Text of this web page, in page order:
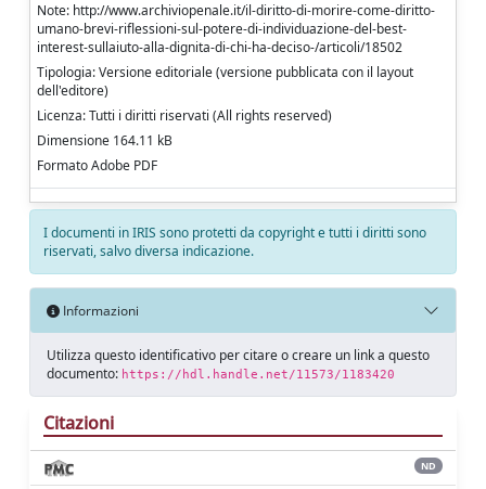
Note: http://www.archiviopenale.it/il-diritto-di-morire-come-diritto-
umano-brevi-riflessioni-sul-potere-di-individuazione-del-best-
interest-sullaiuto-alla-dignita-di-chi-ha-deciso-/articoli/18502
Tipologia: Versione editoriale (versione pubblicata con il layout
dell'editore)
Licenza: Tutti i diritti riservati (All rights reserved)
Dimensione 164.11 kB
Formato Adobe PDF
I documenti in IRIS sono protetti da copyright e tutti i diritti sono
riservati, salvo diversa indicazione.
Informazioni
Utilizza questo identificativo per citare o creare un link a questo
documento: https://hdl.handle.net/11573/1183420
Citazioni
ND